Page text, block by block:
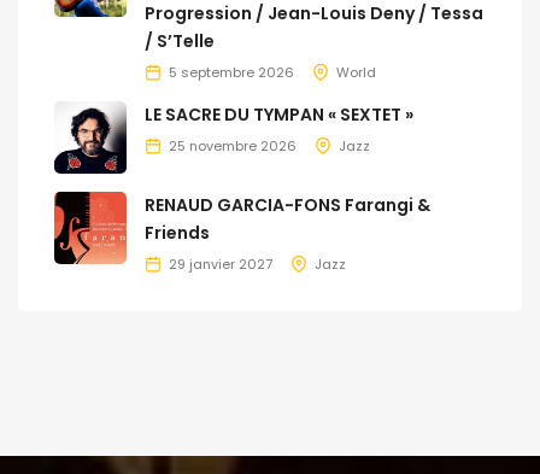
Progression / Jean-Louis Deny / Tessa
/ S’Telle
5 septembre 2026 World
LE SACRE DU TYMPAN « SEXTET »
25 novembre 2026 Jazz
RENAUD GARCIA-FONS Farangi &
Friends
29 janvier 2027 Jazz